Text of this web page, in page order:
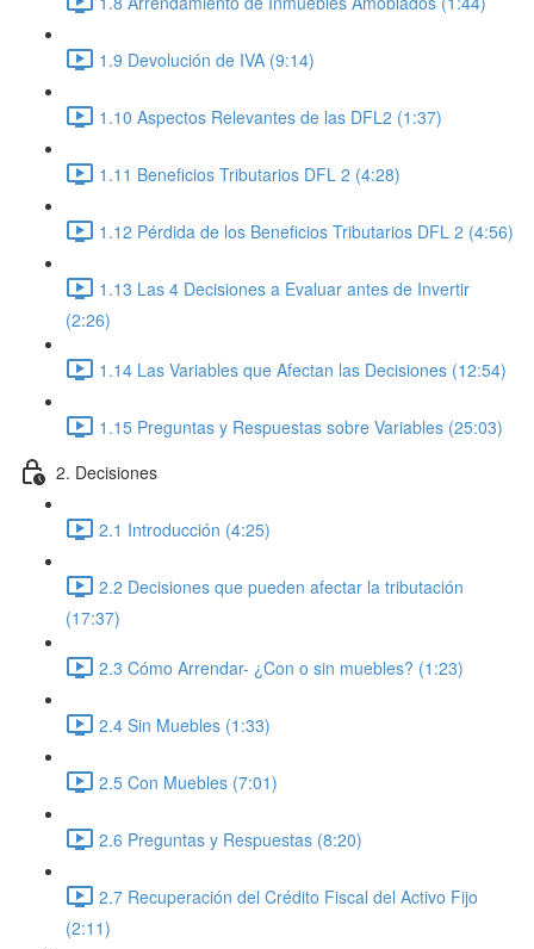
1.9 Devolución de IVA (9:14)
1.10 Aspectos Relevantes de las DFL2 (1:37)
1.11 Beneficios Tributarios DFL 2 (4:28)
1.12 Pérdida de los Beneficios Tributarios DFL 2 (4:56)
1.13 Las 4 Decisiones a Evaluar antes de Invertir
(2:26)
1.14 Las Variables que Afectan las Decisiones (12:54)
1.15 Preguntas y Respuestas sobre Variables (25:03)
2. Decisiones
2.1 Introducción (4:25)
2.2 Decisiones que pueden afectar la tributación
(17:37)
2.3 Cómo Arrendar- ¿Con o sin muebles? (1:23)
2.4 Sin Muebles (1:33)
2.5 Con Muebles (7:01)
2.6 Preguntas y Respuestas (8:20)
2.7 Recuperación del Crédito Fiscal del Activo Fijo
(2:11)